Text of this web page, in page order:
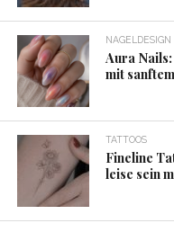
NAGELDESIGN
Aura
mit
TATTOOS
Fineline
leise sein